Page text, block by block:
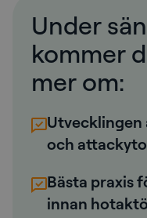
Under
kommer
mer om:
Utvecklingen
och
Bästa praxis
innan